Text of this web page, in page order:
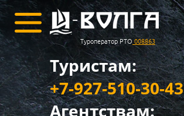
Туроператор РТО 008863
Туристам:
+7-927-510-30-43
Агентствам: